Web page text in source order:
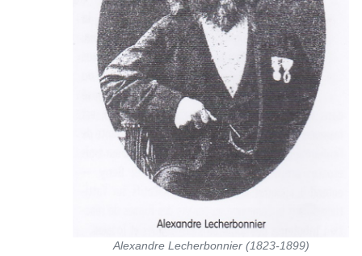
Alexandre Lecherbonnier (1823-1899)